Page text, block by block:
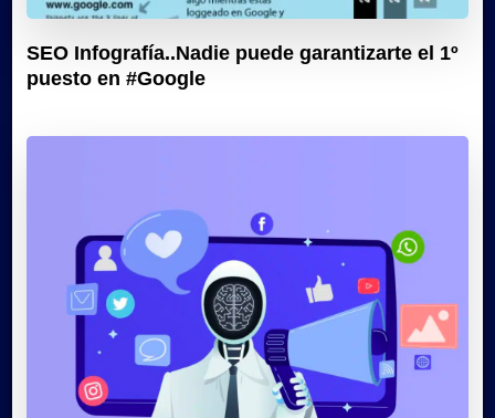
SEO Infografía..Nadie puede garantizarte el 1º
puesto en #Google